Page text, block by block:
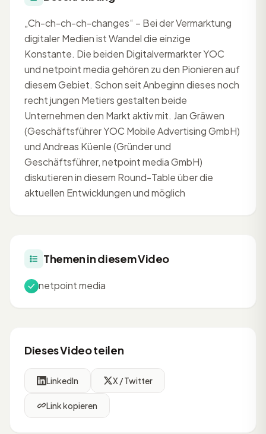
„Ch-ch-ch-ch-changes“ – Bei der Vermarktung
digitaler Medien ist Wandel die einzige
Konstante. Die beiden Digitalvermarkter YOC
und netpoint media gehören zu den Pionieren auf
diesem Gebiet. Schon seit Anbeginn dieses noch
recht jungen Metiers gestalten beide
Unternehmen den Markt aktiv mit. Jan Gräwen
(Geschäftsführer YOC Mobile Advertising GmbH)
und Andreas Küenle (Gründer und
Geschäftsführer, netpoint media GmbH)
diskutieren in diesem Round-Table über die
aktuellen Entwicklungen und möglich
Themen in diesem Video
netpoint media
Dieses Video teilen
LinkedIn X / Twitter
Link kopieren